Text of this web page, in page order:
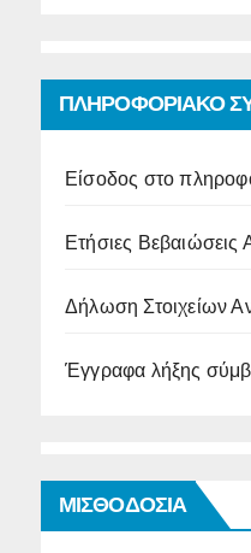
ΠΛΗΡΟΦΟΡΙΑΚΟ
Είσοδος στο
Ετήσιες
Δήλωση Στοιχείων
Έγγραφα λήξης
ΜΙΣΘΟΔΟΣΙΑ